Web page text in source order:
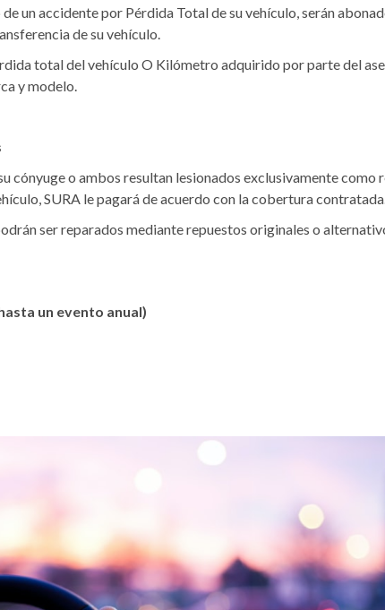
de un accidente por Pérdida Total de su vehículo, serán
de su vehículo.
total del vehículo O Kilómetro adquirido por parte del
y modelo.
su cónyuge o ambos resultan lesionados exclusivamente como
SURA le pagará de acuerdo con la cobertura contratada.
ser reparados mediante repuestos originales o
un evento anual)